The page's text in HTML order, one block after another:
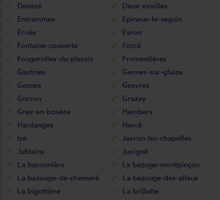
Denazé
Deux-evailles
Entrammes
Epineux-le-seguin
Ernée
Evron
Fontaine-couverte
Forcé
Fougerolles-du-plessis
Fromentières
Gastines
Gennes-sur-glaize
Gesnes
Gesvres
Gorron
Grazay
Grez-en-bouère
Hambers
Hardanges
Hercé
Izé
Javron-les-chapelles
Jublains
Juvigné
La baconnière
La bazoge-montpinçon
La bazouge-de-chemeré
La bazouge-des-alleux
La bigottière
La brûlatte